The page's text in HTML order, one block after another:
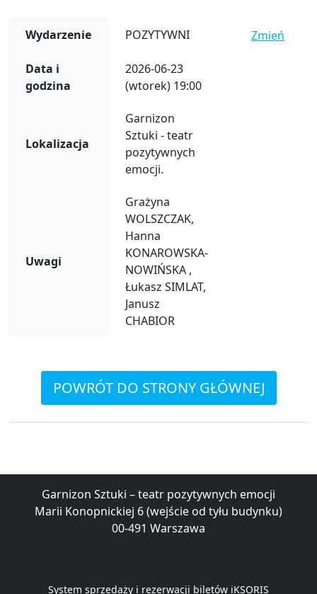
Wydarzenie POZYTYWNI Zmień
Data i
godzina
2026-06-23
(wtorek) 19:00
Lokalizacja
Garnizon
Sztuki - teatr
pozytywnych
emocji.
Uwagi
Grażyna
WOLSZCZAK,
Hanna
KONAROWSKA-
NOWIŃSKA ,
Łukasz SIMLAT,
Janusz
CHABIOR
POWRÓT DO STRONY GŁÓWNEJ
Garnizon Sztuki – teatr pozytywnych emocji
Marii Konopnickiej 6 (wejście od tyłu budynku)
00-491 Warszawa
System sprzedaży i rezerwacji biletów iKSORIS